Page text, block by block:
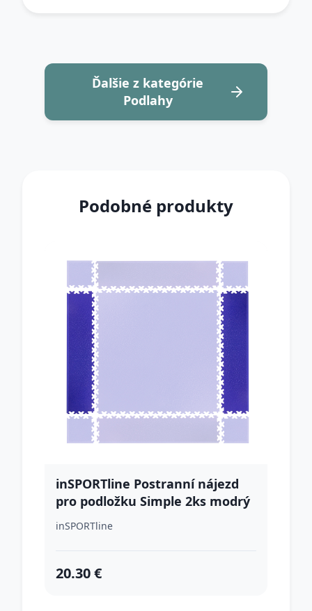
Ďalšie z kategórie
Podlahy
Podobné produkty
inSPORTline Postranní nájezd
pro podložku Simple 2ks modrý
inSPORTline
20.30 €